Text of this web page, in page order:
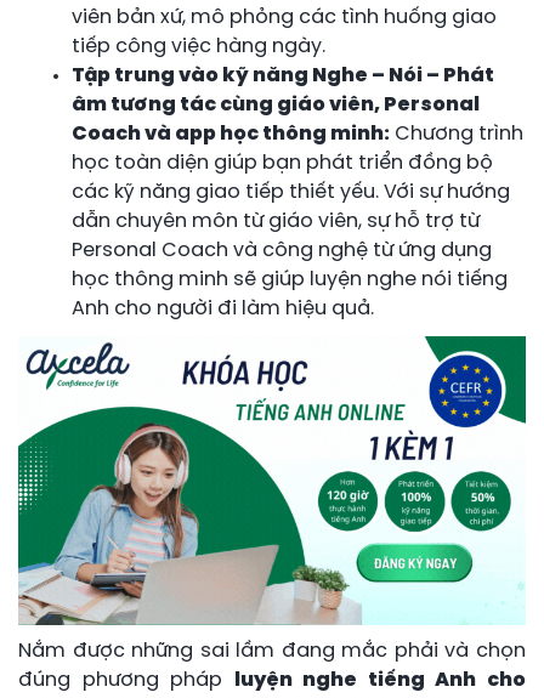
viên bản xứ, mô phỏng các tình huống giao
tiếp công việc hàng ngày.
Tập trung vào kỹ năng Nghe – Nói – Phát
âm tương tác cùng giáo viên, Personal
Coach và app học thông minh: Chương trình
học toàn diện giúp bạn phát triển đồng bộ
các kỹ năng giao tiếp thiết yếu. Với sự hướng
dẫn chuyên môn từ giáo viên, sự hỗ trợ từ
Personal Coach và công nghệ từ ứng dụng
học thông minh sẽ giúp luyện nghe nói tiếng
Anh cho người đi làm hiệu quả.
Nắm được những sai lầm đang mắc phải và chọn
đúng phương pháp
luyện nghe tiếng Anh cho